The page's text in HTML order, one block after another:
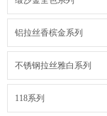
铝拉丝香槟金系列
不锈钢拉丝雅白系列
118系列